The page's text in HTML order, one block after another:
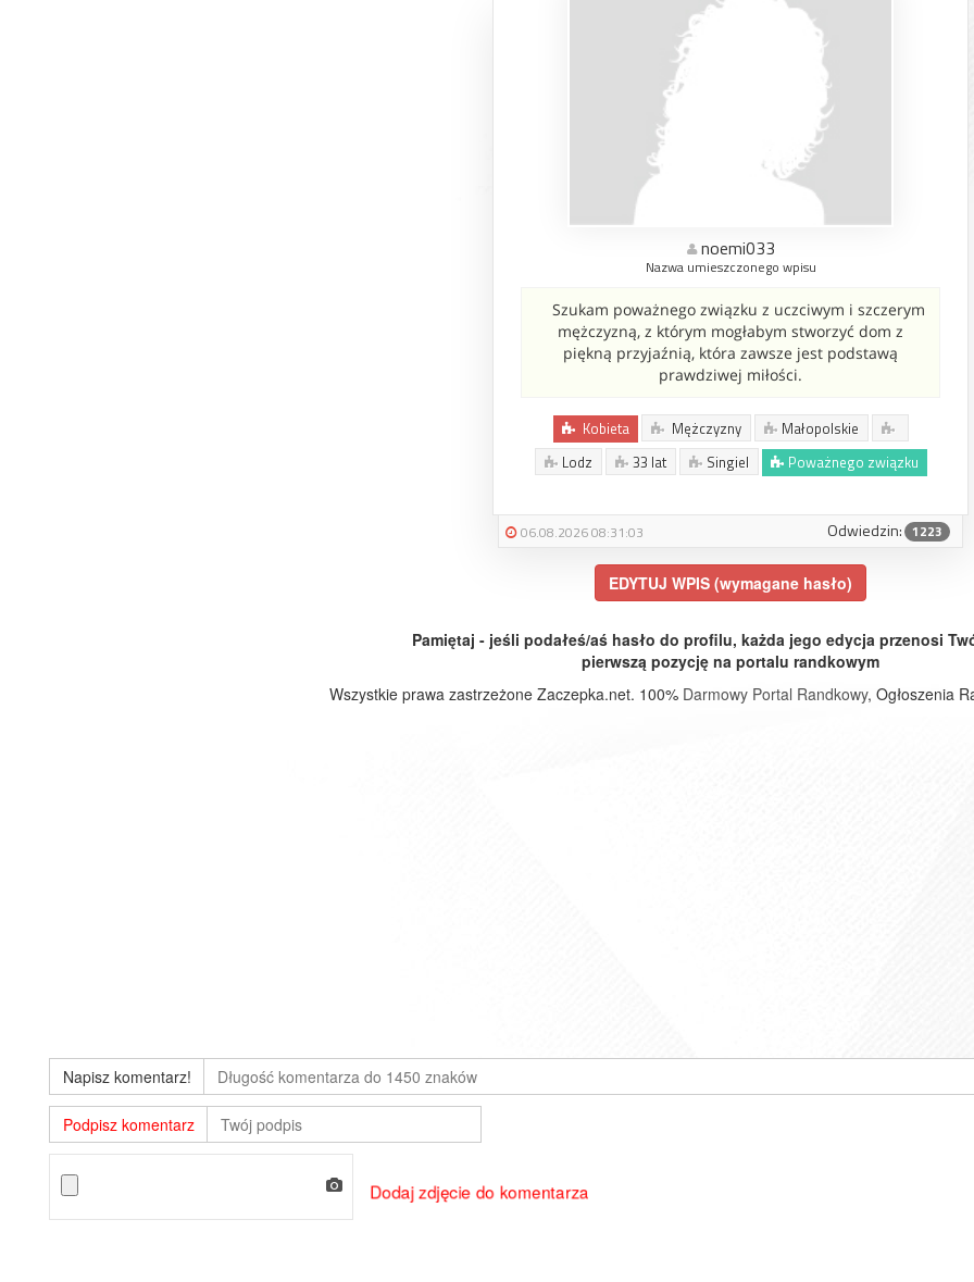
noemi033
Nazwa umieszczonego wpisu
Szukam poważnego związku z uczciwym i szczerym
mężczyzną, z którym mogłabym stworzyć dom z
piękną przyjaźnią, która zawsze jest podstawą
prawdziwej miłości.
Kobieta Mężczyzny
Małopolskie
Lodz
33 lat Singiel Poważnego związku
06.08.2026 08:31:03 Odwiedzin: 1223
EDYTUJ WPIS (wymagane hasło)
Pamiętaj - jeśli podałeś/aś hasło do profilu, każda jego edycja przenosi
pierwszą pozycję na portalu randkowym
Wszystkie prawa zastrzeżone Zaczepka.net. 100% Darmowy Portal Randkowy, Ogłoszenia
Napisz komentarz!
Podpisz komentarz
Dodaj zdjęcie do komentarza